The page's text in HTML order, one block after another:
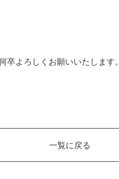
卒よろしくお願いいたします。
一覧に戻る